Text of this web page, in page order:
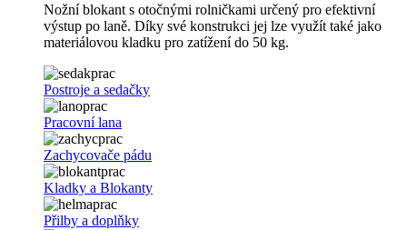
Nožní blokant s otočnými rolničkami určený pro efektivní
výstup po laně. Díky své konstrukci jej lze využít také jako
materiálovou kladku pro zatížení do 50 kg.
Postroje a sedačky
Pracovní lana
Zachycovače pádu
Kladky a Blokanty
Přilby a doplňky